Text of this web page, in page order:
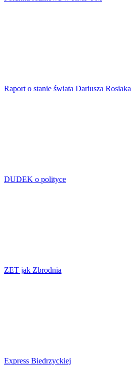
Raport o stanie świata Dariusza Rosiaka
DUDEK o polityce
ZET jak Zbrodnia
Express Biedrzyckiej